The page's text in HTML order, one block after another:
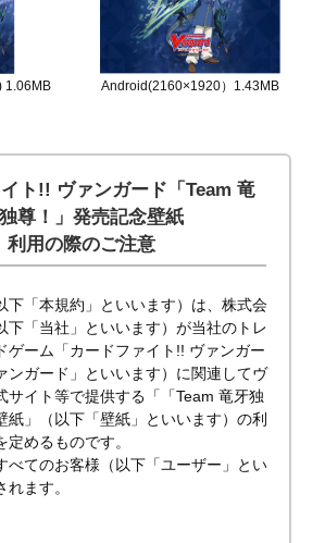
1.06MB Android(2160×1920）1.43MB
ト!! ヴァンガード「Team 竜
尊！」発売記念壁紙
利用の際のご注意
下「本規約」といいます）は、株式会
下「当社」といいます）が当社のトレ
ゲーム「カードファイト!! ヴァンガー
ンガード」といいます）に関連してヴ
サイト等で提供する「「Team 竜牙独
紙」（以下「壁紙」といいます）の利
定めるものです。
べてのお客様（以下「ユーザー」とい
ます。